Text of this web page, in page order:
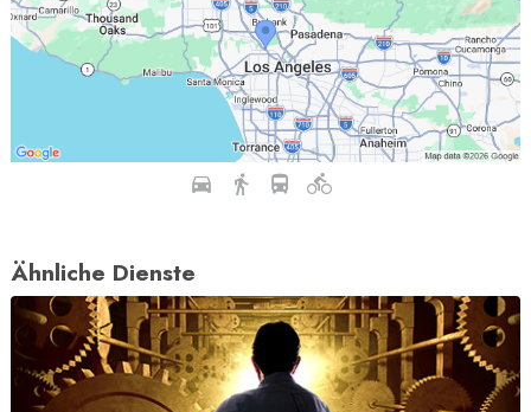
Ähnliche Dienste